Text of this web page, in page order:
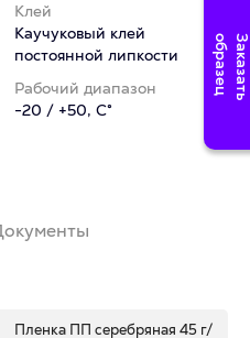
Клей
Каучуковый клей
постоянной липкости
Рабочий диапазон
-20 / +50, C°
Пленка ПП серебряная 45 г/
З
а
к
а
з
а
т
ь
о
б
р
а
з
е
ц